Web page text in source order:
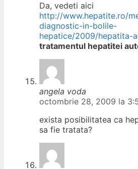
Da, vedeti aici
http://www.hepatite.ro/
diagnostic-in-bolile-
hepatice/2009/hepatita-
tratamentul hepatitei
angela voda
octombrie 28, 2009 la
exista posibilitatea ca
sa fie tratata?